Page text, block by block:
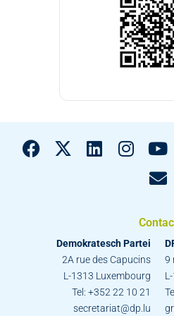
Demokratesch Partei
2A rue des Capucins
L-1313 Luxembourg
Tel: +352 22 10 21
secretariat@dp.lu
9